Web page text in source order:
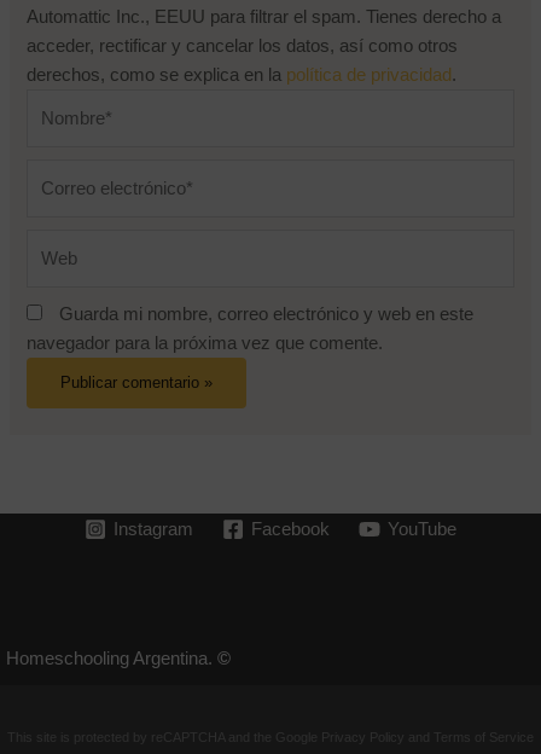
Automattic Inc., EEUU para filtrar el spam. Tienes derecho a
acceder, rectificar y cancelar los datos, así como otros
derechos, como se explica en la política de privacidad.
Guarda mi nombre, correo electrónico y web en este
navegador para la próxima vez que comente.
Instagram Facebook YouTube
Homeschooling Argentina. ©
This site is protected by reCAPTCHA and the Google Privacy Policy and Terms of Service